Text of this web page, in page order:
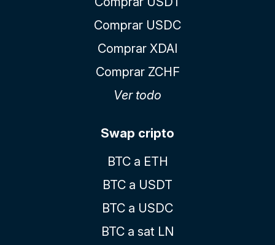
Comprar USDC
Comprar XDAI
Comprar ZCHF
Ver todo
Swap cripto
BTC a ETH
BTC a USDT
BTC a USDC
BTC a sat LN